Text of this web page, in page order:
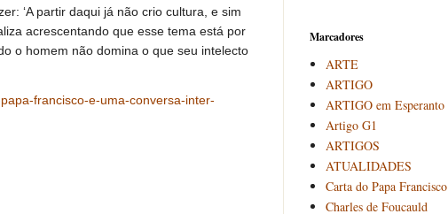
‘A partir daqui já não crio cultura, e sim
acrescentando que esse tema está por
o homem não domina o que seu intelecto
francisco-e-uma-conversa-inter-
Marcadores
ARTE
ARTIGO
ARTIGO em Esperanto
Artigo G1
ARTIGOS
ATUALIDADES
Carta do Papa Francisco
Charles de Foucauld